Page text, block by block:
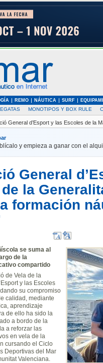
REMO NÁUTICA SURF
MONOTIPOS Y BOX RULE
General d’Esport y las Escoles de la
y empieza a ganar con el
General
la
formación
se suma al
de la
compartido
de Vela de la
y las Escoles
su compromiso
calidad, mediante
aprendizaje
de ello ha sido la
a bordo de la
a reforzar las
en vela de la
cursando el Ciclo
Deportivas del Mar
Valenciana.